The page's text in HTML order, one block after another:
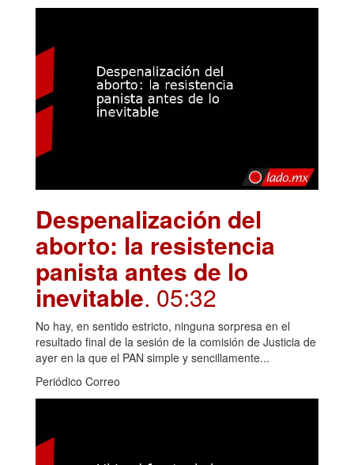
Despenalización del
aborto: la resistencia
panista antes de lo
inevitable. 05:32
No hay, en sentido estricto, ninguna sorpresa en el
resultado final de la sesión de la comisión de Justicia de
ayer en la que el PAN simple y sencillamente...
Periódico Correo